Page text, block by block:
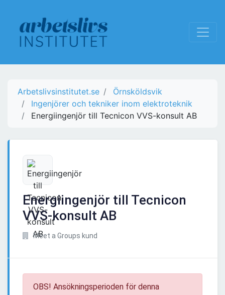
Arbetslivsinstitutet.se
Örnsköldsvik
Ingenjörer och tekniker inom elektroteknik
Energiingenjör till Tecnicon VVS-konsult AB
Energiingenjör till Tecnicon
VVS-konsult AB
Meet a Groups kund
OBS! Ansökningsperioden för denna